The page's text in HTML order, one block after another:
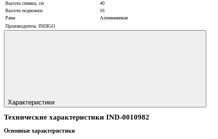
Высота спинки, см
40
Высота подножки
16
Рама
Алюминиевая
Производитель INDIGO
Характеристики
Технические характеристики IND-0010982
Основные характеристики